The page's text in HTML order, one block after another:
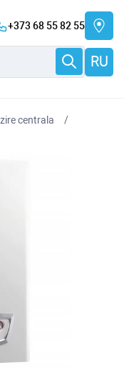
+373 68 55 82 55
RU
centrala